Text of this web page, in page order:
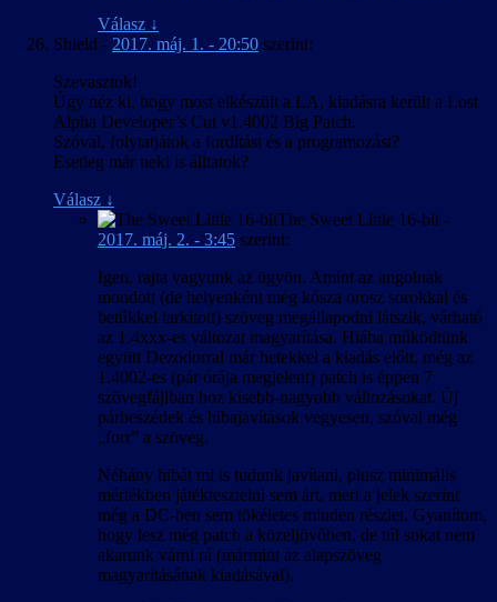
Válasz ↓
Shield - 2017. máj. 1. - 20:50 szerint:
Szevasztok!
Úgy néz ki, hogy most elkészült a LA, kiadásra került a Lost
Alpha Developer’s Cut v1.4002 Big Patch.
Szóval, folytatjátok a fordítást és a programozást?
Esetleg már neki is álltatok?
Válasz ↓
The Sweet Little 16-bit -
2017. máj. 2. - 3:45 szerint:
Igen, rajta vagyunk az ügyön. Amint az angolnak
mondott (de helyenként még kósza orosz sorokkal és
betűkkel tarkított) szöveg megállapodni látszik, várható
az 1.4xxx-es változat magyarítása. Hiába működtünk
együtt Dezodorral már hetekkel a kiadás előtt, még az
1.4002-es (pár órája megjelent) patch is éppen 7
szövegfájlban hoz kisebb-nagyobb változásokat. Új
párbeszédek és hibajavítások vegyesen, szóval még
„forr” a szöveg.
Néhány hibát mi is tudunk javítani, plusz minimális
mértékben játéktesztelni sem árt, mert a jelek szerint
még a DC-ben sem tökéletes minden részlet. Gyanítom,
hogy lesz még patch a közeljövőben, de túl sokat nem
akarunk várni rá (mármint az alapszöveg
magyarításának kiadásával).